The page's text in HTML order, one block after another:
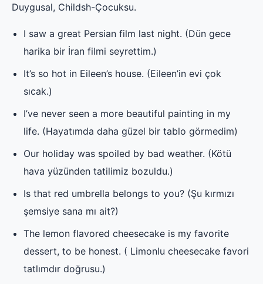
Duygusal, Childsh-Çocuksu.
I saw a great Persian film last night. (Dün gece
harika bir İran filmi seyrettim.)
It’s so hot in Eileen’s house. (Eileen’in evi çok
sıcak.)
I’ve never seen a more beautiful painting in my
life. (Hayatımda daha güzel bir tablo görmedim)
Our holiday was spoiled by bad weather. (Kötü
hava yüzünden tatilimiz bozuldu.)
Is that red umbrella belongs to you? (Şu kırmızı
şemsiye sana mı ait?)
The lemon flavored cheesecake is my favorite
dessert, to be honest. ( Limonlu cheesecake favori
tatlımdır doğrusu.)